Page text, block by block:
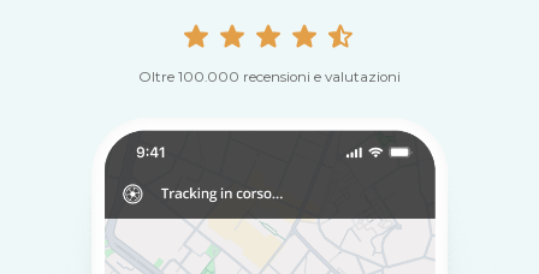
Oltre 100.000 recensioni e valutazioni